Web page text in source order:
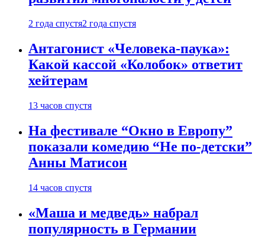
2 года спустя2 года спустя
Антагонист «Человека-паука»:
Какой кассой «Колобок» ответит
хейтерам
13 часов спустя
На фестивале “Окно в Европу”
показали комедию “Не по-детски”
Анны Матисон
14 часов спустя
«Маша и медведь» набрал
популярность в Германии